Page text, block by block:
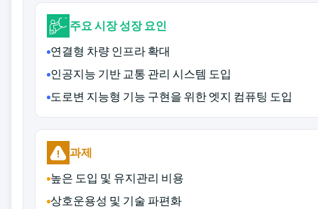
주요 시장 성장 요인
연결형 차량 인프라 확대
인공지능 기반 교통 관리 시스템 도입
도로변 지능형 기능 구현을 위한 엣지 컴퓨팅 도입
과제
높은 도입 및 유지관리 비용
상호운용성 및 기술 파편화